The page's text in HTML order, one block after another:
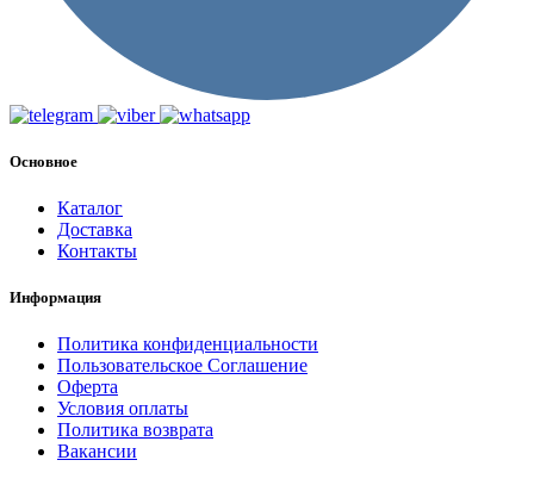
Основное
Каталог
Доставка
Контакты
Информация
Политика конфиденциальности
Пользовательское Соглашение
Оферта
Условия оплаты
Политика возврата
Вакансии